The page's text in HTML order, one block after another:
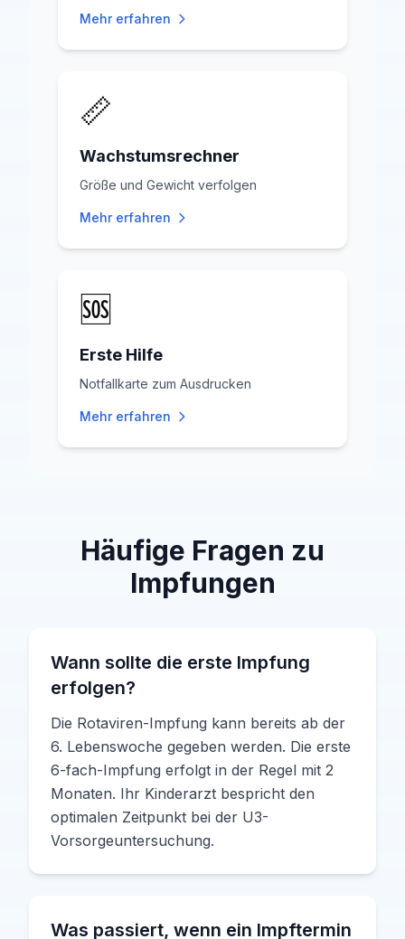
Mehr erfahren
📏
Wachstumsrechner
Größe und Gewicht verfolgen
Mehr erfahren
🆘
Erste Hilfe
Notfallkarte zum Ausdrucken
Mehr erfahren
Häufige Fragen zu
Impfungen
Wann sollte die erste Impfung
erfolgen?
Die Rotaviren-Impfung kann bereits ab der
6. Lebenswoche gegeben werden. Die erste
6-fach-Impfung erfolgt in der Regel mit 2
Monaten. Ihr Kinderarzt bespricht den
optimalen Zeitpunkt bei der U3-
Vorsorgeuntersuchung.
Was passiert, wenn ein Impftermin